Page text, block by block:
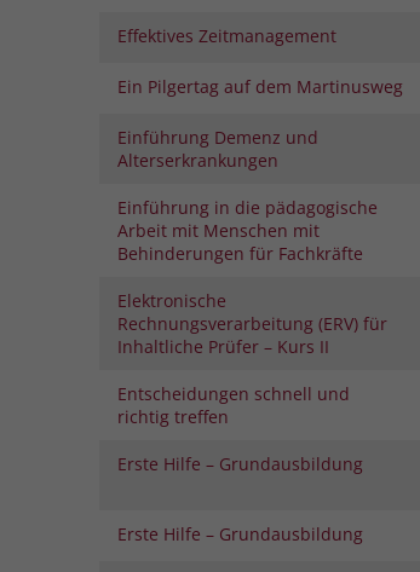
Effektives Zeitmanagement
Ein Pilgertag auf dem Martinusweg
Einführung Demenz und
Alterserkrankungen
Einführung in die pädagogische
Arbeit mit Menschen mit
Behinderungen für Fachkräfte
Elektronische
Rechnungsverarbeitung (ERV) für
Inhaltliche Prüfer – Kurs II
Entscheidungen schnell und
richtig treffen
Erste Hilfe – Grundausbildung
Erste Hilfe – Grundausbildung